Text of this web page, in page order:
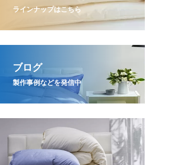
ラインナップはこちら
ブログ
製作事例などを発信中